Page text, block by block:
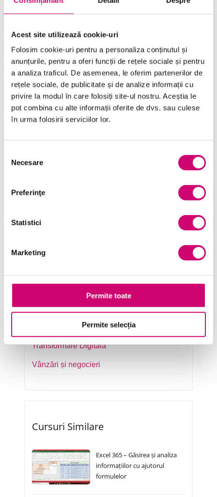
Acest site utilizează cookie-uri
Folosim cookie-uri pentru a personaliza conținutul și
anunțurile, pentru a oferi funcții de rețele sociale și pentru
a analiza traficul. De asemenea, le oferim partenerilor de
rețele sociale, de publicitate și de analize informații cu
privire la modul în care folosiți site-ul nostru. Aceștia le
pot combina cu alte informații oferite de dvs. sau culese
în urma folosirii serviciilor lor.
consimțământului
Necesare
Preferinţe
Statistici
Marketing
Permite toate
Permite selecția
ÎNCEARCĂ 7 ZILE GRATUIT
SOLICITĂ OFERTĂ
Categorii de Cursuri
Finanțe
Marketing
Resurse Umane
Serviciul clienți
Transformare Digitală
Vânzări și negocieri
Cursuri Similare
Excel 365 – Găsirea și analiza
informațiilor cu ajutorul
formulelor